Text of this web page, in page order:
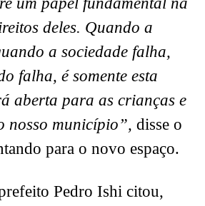
deles. Quando a
a sociedade falha,
falha, é somente esta
aberta para as crianças e
nosso município”, disse o
para o novo espaço.
Pedro Ishi citou,